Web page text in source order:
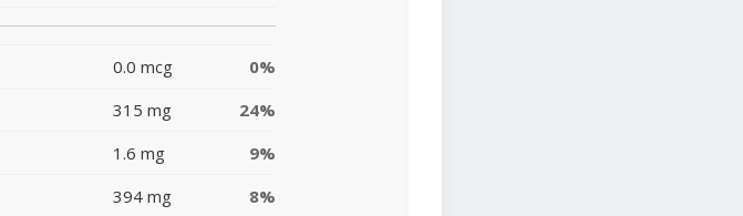
0.0 mcg
0%
315 mg
24%
1.6 mg
9%
394 mg 8%